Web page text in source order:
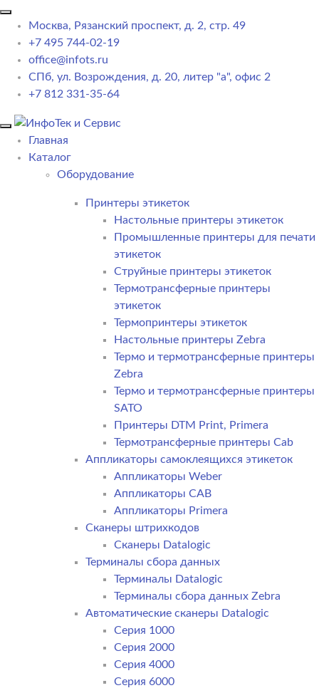
Москва, Рязанский проспект, д. 2, стр. 49
+7 495 744-02-19
office@infots.ru
СПб, ул. Возрождения, д. 20, литер "a", офис 2
+7 812 331-35-64
Главная
Каталог
Оборудование
Принтеры этикеток
Настольные принтеры этикеток
Промышленные принтеры для печати
этикеток
Струйные принтеры этикеток
Термотрансферные принтеры
этикеток
Термопринтеры этикеток
Настольные принтеры Zebra
Термо и термотрансферные принтеры
Zebra
Термо и термотрансферные принтеры
SATO
Принтеры DTM Print, Primera
Термотрансферные принтеры Cab
Аппликаторы самоклеящихся этикеток
Аппликаторы Weber
Аппликаторы CAB
Аппликаторы Primera
Сканеры штрихкодов
Сканеры Datalogic
Терминалы сбора данных
Терминалы Datalogic
Терминалы сбора данных Zebra
Автоматические сканеры Datalogic
Серия 1000
Серия 2000
Серия 4000
Серия 6000